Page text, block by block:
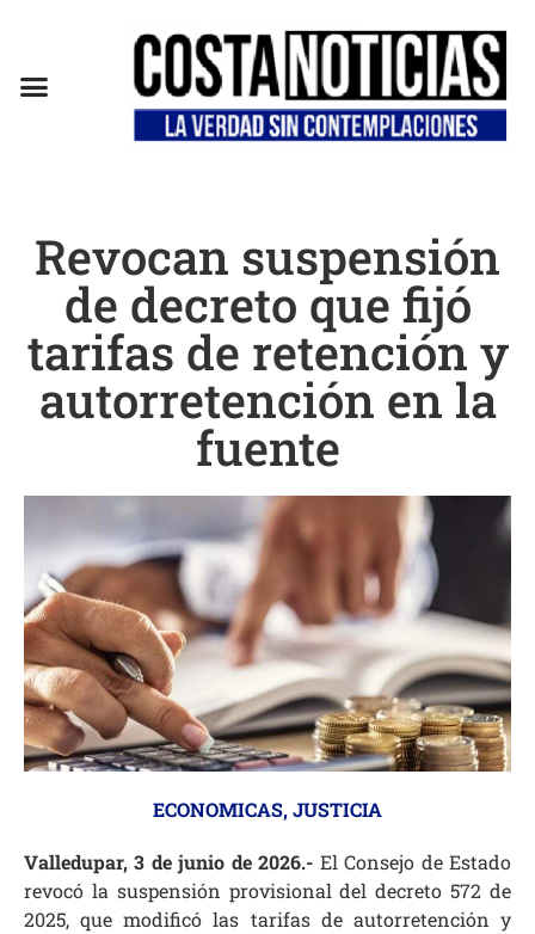
Revocan suspensión
de decreto que fijó
tarifas de retención y
autorretención en la
fuente
ECONOMICAS,JUSTICIA
Valledupar, 3 de junio de 2026.- El Consejo de Estado
revocó la suspensión provisional del decreto 572 de
2025, que modificó las tarifas de autorretención y